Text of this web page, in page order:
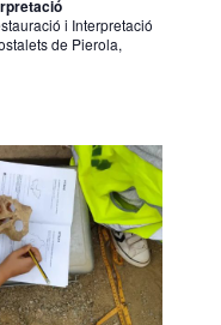
e
v
i
m
e
n
t
i Interpretació
de Pierola,